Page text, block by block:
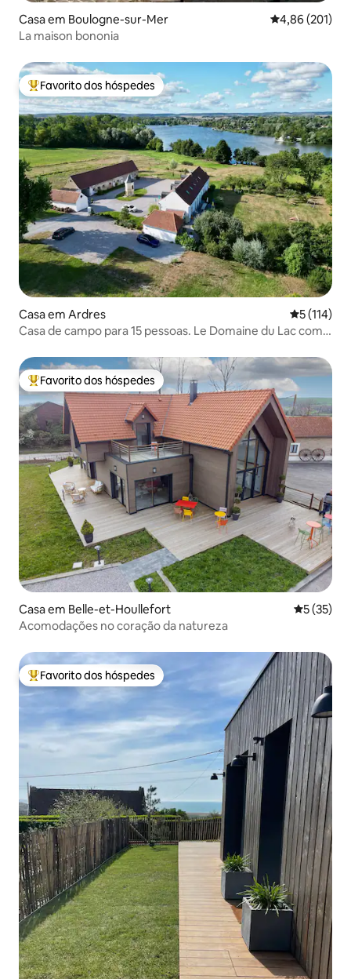
Casa em Boulogne-sur-Mer Classificação
4,86 (201)
La maison bononia
Favoritos dos hóspedes mais apreciados
Favorito dos hóspedes
Casa em Ardres
5 (114)
Casa de campo para 15 pessoas. Le Domaine du Lac com 5
Favoritos dos hóspedes mais apreciados
Favorito dos hóspedes
Casa em Belle-et-Houllefort
5 (35)
Acomodações no coração da natureza
Favoritos dos hóspedes mais apreciados
Favorito dos hóspedes